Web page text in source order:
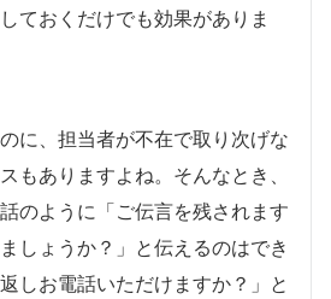
ておくだけでも効果がありま
に、担当者が不在で取り次げな
もありますよね。そんなとき、
のように「ご伝言を残されます
しょうか？」と伝えるのはでき
しお電話いただけますか？」と